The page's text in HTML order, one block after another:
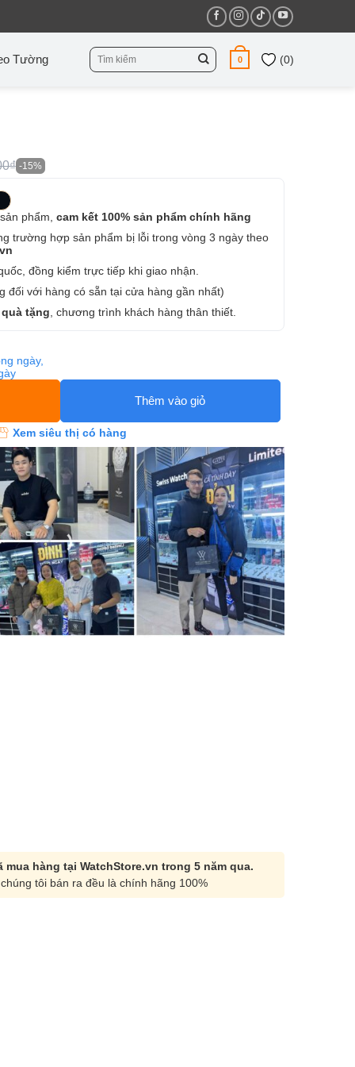
Tường
Tìm
kiếm:
0 (0)
-15%
phẩm, cam kết 100% sản phẩm chính hãng
trường hợp sản phẩm bị lỗi trong vòng 3 ngày theo
đồng kiểm trực tiếp khi giao nhận.
đối với hàng có sẵn tại cửa hàng gần nhất)
tặng , chương trình khách hàng thân thiết.
ngày,
Thêm vào giỏ
Xem siêu thị có hàng
mua hàng tại WatchStore.vn trong 5 năm qua.
tôi bán ra đều là chính hãng 100%